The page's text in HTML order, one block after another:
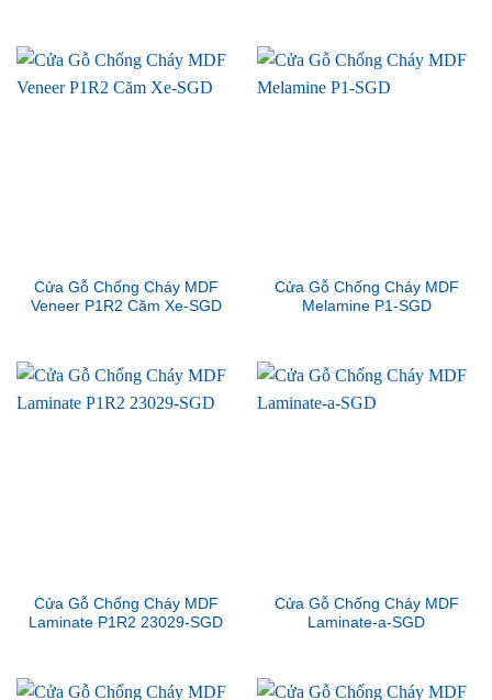
Cửa Gỗ Chống Cháy MDF
Veneer P1R2 Căm Xe-SGD
Cửa Gỗ Chống Cháy MDF
Melamine P1-SGD
Cửa Gỗ Chống Cháy MDF
Laminate P1R2 23029-SGD
Cửa Gỗ Chống Cháy MDF
Laminate-a-SGD